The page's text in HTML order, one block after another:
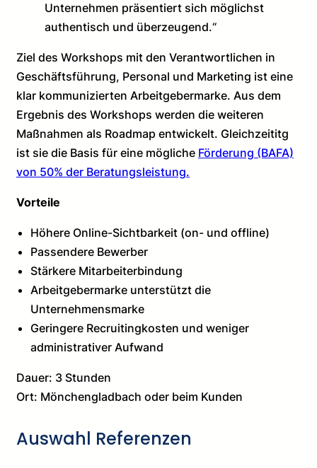
Unternehmen präsentiert sich möglichst
authentisch und überzeugend.“
Ziel des Workshops mit den Verantwortlichen in
Geschäftsführung, Personal und Marketing ist eine
klar kommunizierten Arbeitgebermarke. Aus dem
Ergebnis des Workshops werden die weiteren
Maßnahmen als Roadmap entwickelt. Gleichzeititg
ist sie die Basis für eine mögliche Förderung (BAFA)
von 50% der Beratungsleistung.
Vorteile
Höhere Online-Sichtbarkeit (on- und offline)
Passendere Bewerber
Stärkere Mitarbeiterbindung
Arbeitgebermarke unterstützt die
Unternehmensmarke
Geringere Recruitingkosten und weniger
administrativer Aufwand
Dauer: 3 Stunden
Ort: Mönchengladbach oder beim Kunden
Auswahl Referenzen